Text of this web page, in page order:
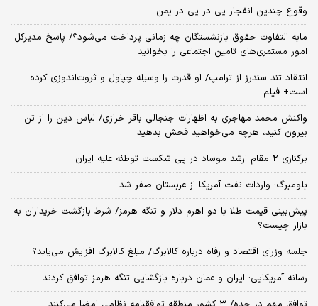
وقوع چندین انفجار پی در پی در یمن
مابه التفاوت حقوق بازنشستگان چه زمانی پرداخت می‌شود؟/ پاسخ مدیرکل
امور مستمری‌های تامین اجتماعی را بخوانید
انتقاد تند سندرز از ترامپ/ او قدرت را وسیله چپاول و ثروت‌اندوزی کرده
است+ فیلم
واکنش محمد مهاجری به اظهارات جنجالی باقر خرازی/ لباس دین را از تن
بیرون کنید، هرچه می‌خواهید فحش بدهید
برکناری ۲ مقام‌ ارشد موساد در پی شکست توطئه علیه ایران
بلومبرگ: واردات نفت آمریکا از عربستان صفر شد
پیش‌بینی قیمت طلا با دو اهرم دلار و تنگه هرمز/ شرط بازگشت خریداران به
بازار چیست؟
جلسه وزرای اقتصاد و رفاه درباره کالابرگ/ مبلغ کالابرگ افزایش می‌یابد؟
رسانه آمریکایی: ایران و عمان درباره بازگشایی تنگه هرمز توافق کردند